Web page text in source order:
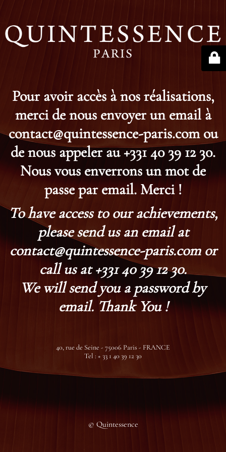
Pour avoir accès à nos réalisations,
merci de nous envoyer un email à
contact@quintessence-paris.com ou
de nous appeler au +331 40 39 12 30.
Nous vous enverrons un mot de
passe par email. Merci !
To have access to our achievements,
please send us an email at
contact@quintessence-paris.com or
call us at +331 40 39 12 30.
We will send you a password by
email. Thank You !
40, rue de Seine - 75006 Paris - FRANCE
Tel : + 33 1 40 39 12 30
© Quintessence